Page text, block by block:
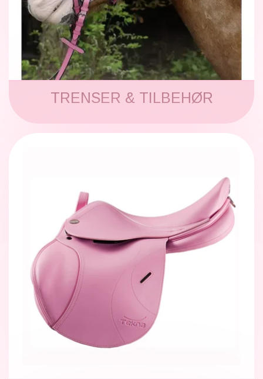
TRENSER & TILBEHØR